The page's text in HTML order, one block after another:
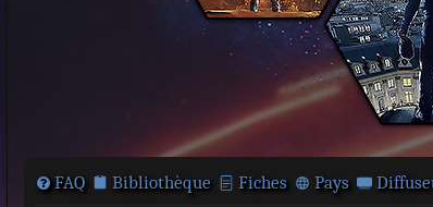
FAQ Bibliothèque Fiches Pays